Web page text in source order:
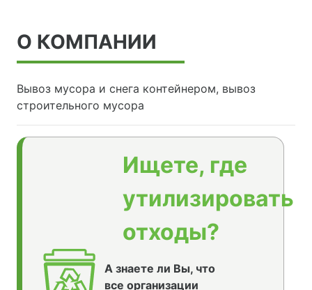
О КОМПАНИИ
Вывоз мусора и снега контейнером, вывоз
строительного мусора
Ищете, где
утилизировать
отходы?
А знаете ли Вы, что
все организации